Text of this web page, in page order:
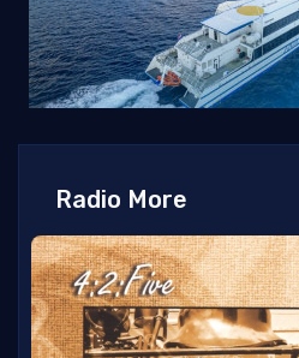
Radio More